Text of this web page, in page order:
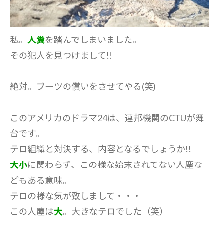
私。 人糞を踏んでしまいました。
その犯人を見つけまして!!
絶対。ブーツの償いをさせてやる(笑)
このアメリカのドラマ24は、連邦機関のCTUが舞
台です。
テロ組織と対決する、内容となるでしょうか!!
大小に関わらず、この様な始末されてない人塵な
どもある意味。
テロの様な気が致しまして・・・
この人塵は大。大きなテロでした（笑）